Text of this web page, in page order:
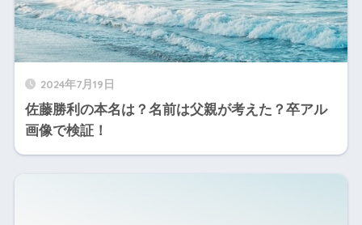
2024年7月19日
佐藤勝利の本名は？名前は父親が考えた？卒アル
画像で検証！